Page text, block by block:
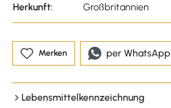
Herkunft:
Großbritannien
Merken per WhatsApp
Lebensmittelkennzeichnung